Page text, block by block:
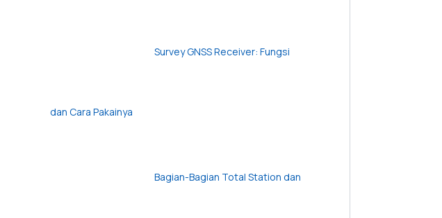
Survey GNSS Receiver: Fungsi
dan Cara Pakainya
Bagian-Bagian Total Station dan